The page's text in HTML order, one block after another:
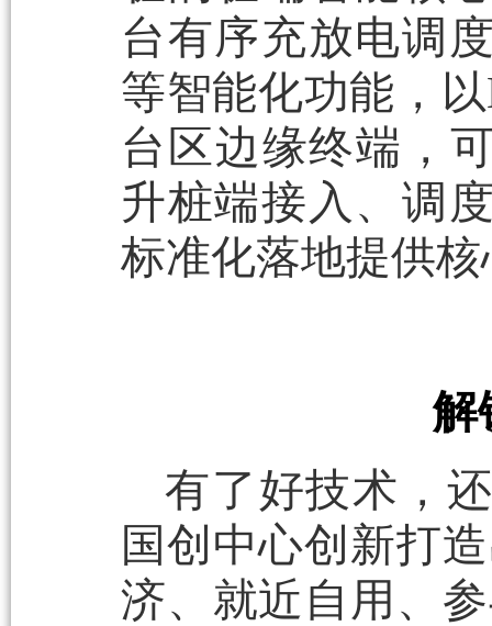
台有序充放电调
等智能化功能，
台区边缘终端，
升桩端接入、调
标准化落地提供
解
有了好技术，
国创中心创新打
济、就近自用、